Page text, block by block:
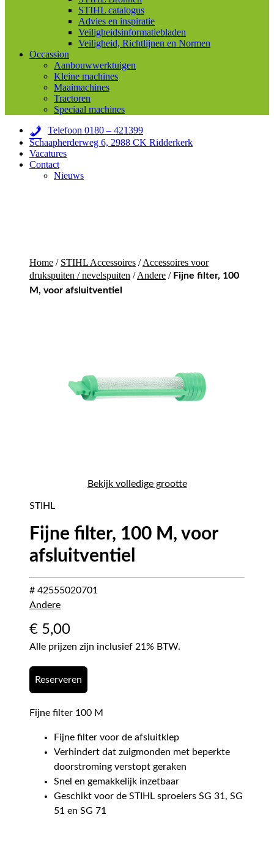
STIHL catalogus
Advies en inspiratie
Veiligheidsinformatiebladen
Veiligheid, Richtlijnen en Normen
Occassion
Aanbouwwerktuigen
Kleine machines
Maaimachines
Tractoren
Speciaal machines
Telefoon 0180 – 421399
Schaapherderweg 6, 2988 CK Ridderkerk
Vacatures
Contact
Nieuws
Home / STIHL Accessoires /Accessoires voor
drukspuiten / nevelspuiten /Andere / Fijne filter, 100
M, voor afsluitventiel
Bekijk volledige grootte
STIHL
Fijne filter, 100 M, voor
afsluitventiel
# 42555020701
Andere
€ 5,00
Alle prijzen zijn inclusief 21% BTW.
Reserveren
Fijne filter 100 M
Fijne filter voor de afsluitklep
Verhindert dat zuigmonden met beperkte
doorstroming verstopt geraken
Snel en gemakkelijk inzetbaar
Geschikt voor de STIHL sproeiers SG 31, SG
51 en SG 71